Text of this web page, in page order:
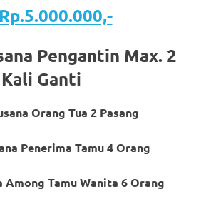
Pengantin Max. 2
Kali Ganti
Orang Tua 2 Pasang
Penerima Tamu 4 Orang
Among Tamu Wanita 6 Orang